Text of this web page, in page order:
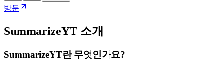
방문
SummarizeYT 소개
SummarizeYT란 무엇인가요?